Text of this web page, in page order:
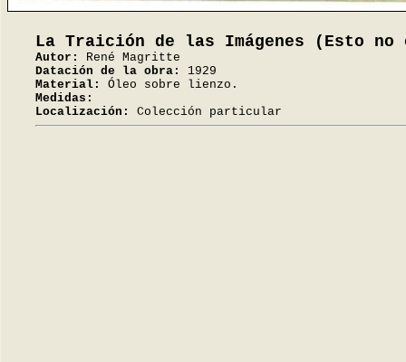
La Traición de las Imágenes (Esto no
Autor:
René Magritte
Datación de la obra:
1929
Material:
Óleo sobre lienzo.
Medidas:
Localización:
Colección particular